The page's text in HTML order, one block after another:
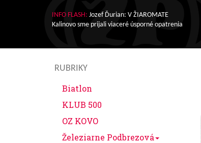
INFO FLASH: Jozef Ďurian: V ŽIAROMATE
Kalinovo sme prijali viaceré úsporné opatrenia
RUBRIKY
Biatlon
KLUB 500
OZ KOVO
Železiarne Podbrezová